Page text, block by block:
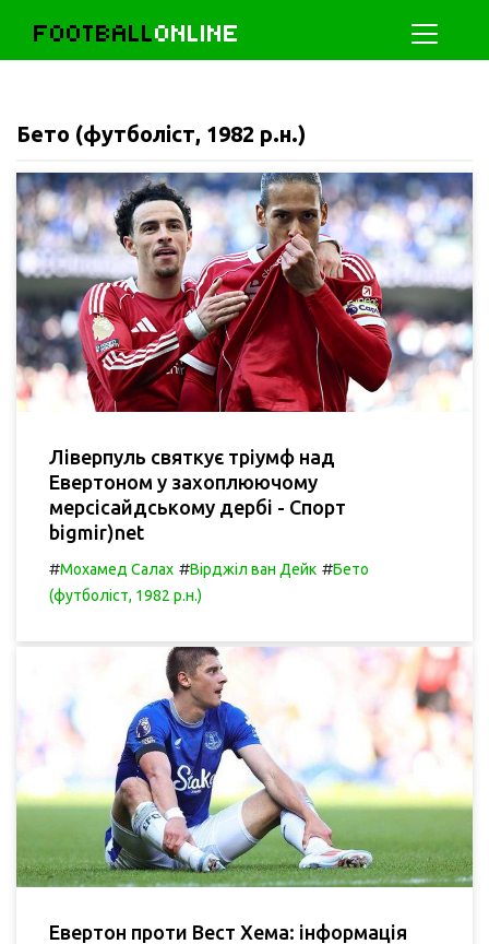
FOOTBALLONLINE
Бето (футболіст, 1982 р.н.)
Ліверпуль святкує тріумф над
Евертоном у захоплюючому
мерсісайдському дербі - Спорт
bigmir)net
#Мохамед Салах #Вірджіл ван Дейк #Бето
(футболіст, 1982 р.н.)
Евертон проти Вест Хема: інформація